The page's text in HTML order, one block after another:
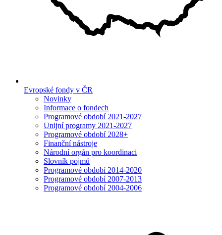
Evropské fondy v ČR
Novinky
Informace o fondech
Programové období 2021-2027
Unijní programy 2021-2027
Programové období 2028+
Finanční nástroje
Národní orgán pro koordinaci
Slovník pojmů
Programové období 2014-2020
Programové období 2007-2013
Programové období 2004-2006